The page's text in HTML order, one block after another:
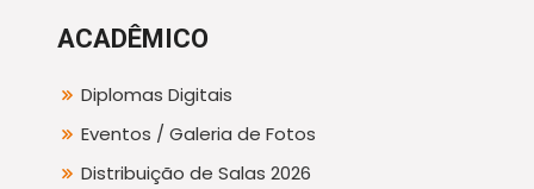
ACADÊMICO
Diplomas Digitais
Eventos / Galeria de Fotos
Distribuição de Salas 2026